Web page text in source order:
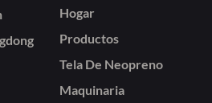
Hogar
Productos
Tela De Neopreno
Maquinaria